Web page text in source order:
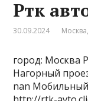
Ртк
30.09.2024 Москва,
город: Москва
Нагорный
nan Мобильный